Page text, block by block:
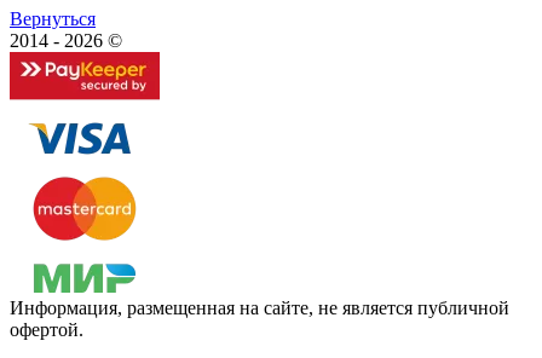
Вернуться
2014 - 2026 ©
Информация, размещенная на сайте, не является публичной
офертой.